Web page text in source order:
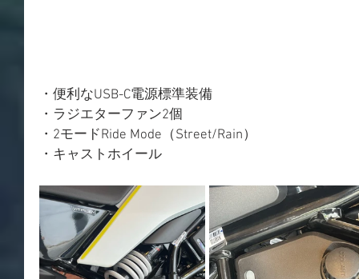
・便利なUSB-C電源標準装備
・ラジエターファン2個
・2モードRide Mode（Street/Rain）
・キャストホイール